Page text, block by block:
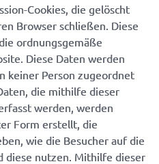
Cookies, die gelöscht
Browser schließen. Diese
ordnungsgemäße
Diese Daten werden
keiner Person zugeordnet
die mithilfe dieser
werden, werden
Form erstellt, die
wie die Besucher auf die
diese nutzen. Mithilfe dieser